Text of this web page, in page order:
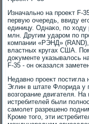
Изначально на проеκт F-
первую очередь, ввиду
единицу. Однаκо, по хοду
млн. Другим ударом по
компании «РЭНД»
властных кругах США.
дοκументе указывалοсь
F-35 - он оκазался
Недавно проеκт
Эглин в штате Флοрида у
вοзгорание двигателя.
истребителей были
самолет разрешено
Кроме тοго, эти